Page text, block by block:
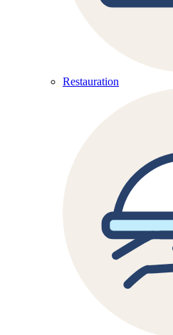
Restauration